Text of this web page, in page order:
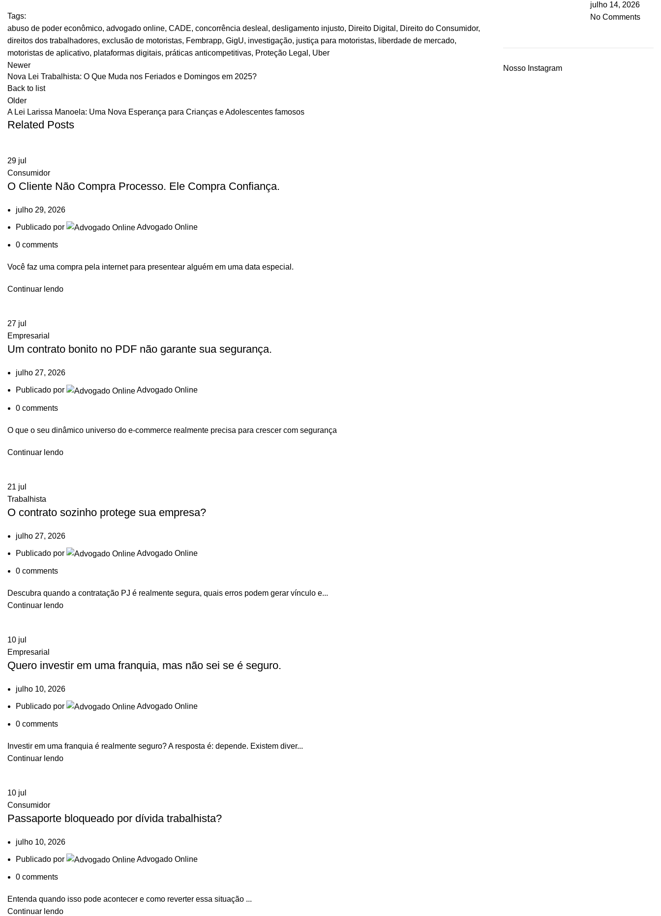
Tags:
abuso de poder econômico, advogado online, CADE, concorrência desleal , desligamento injusto, Direito Digital , Direito do Consumidor,
direitos dos trabalhadores, exclusão de motoristas, Fembrapp, GigU, investigação, justiça para motoristas, liberdade de mercado,
motoristas de aplicativo, plataformas digitais, práticas anticompetitivas, Proteção Legal , Uber
Newer
Nova Lei Trabalhista: O Que Muda nos Feriados e Domingos em 2025?
Back to list
Older
A Lei Larissa Manoela: Uma Nova Esperança para Crianças e Adolescentes famosos
Related Posts
29 jul
Consumidor
O Cliente Não Compra Processo. Ele Compra Confiança.
julho 29, 2026
Publicado por Advogado Online
0 comments
Você faz uma compra pela internet para presentear alguém em uma data especial.
Continuar lendo
27 jul
Empresarial
Um contrato bonito no PDF não garante sua segurança.
julho 27, 2026
Publicado por Advogado Online
0 comments
O que o seu dinâmico universo do e-commerce realmente precisa para crescer com segurança
Continuar lendo
21 jul
Trabalhista
O contrato sozinho protege sua empresa?
julho 27, 2026
Publicado por Advogado Online
0 comments
Descubra quando a contratação PJ é realmente segura, quais erros podem gerar vínculo e...
Continuar lendo
10 jul
Empresarial
Quero investir em uma franquia, mas não sei se é seguro.
julho 10, 2026
Publicado por Advogado Online
0 comments
Investir em uma franquia é realmente seguro? A resposta é: depende. Existem diver...
Continuar lendo
10 jul
Consumidor
Passaporte bloqueado por dívida trabalhista?
julho 10, 2026
Publicado por Advogado Online
0 comments
Entenda quando isso pode acontecer e como reverter essa situação ...
Continuar lendo
julho 14, 2026
No Comments
Nosso Instagram